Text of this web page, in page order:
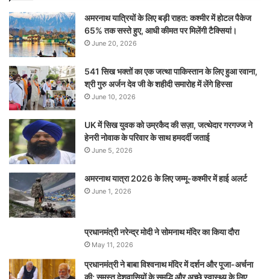
अमरनाथ यात्रियों के लिए बड़ी राहत: कश्मीर में होटल पैकेज
65% तक सस्ते हुए, आधी कीमत पर मिलेंगी टैक्सियां।
June 20, 2026
541 सिख भक्तों का एक जत्था पाकिस्तान के लिए हुआ रवाना,
श्री गुरु अर्जन देव जी के शहीदी समारोह में लेंगे हिस्सा
June 10, 2026
UK में सिख युवक को उम्रकैद की सज़ा, जत्थेदार गरगज्ज ने
हेनरी नोवाक के परिवार के साथ हमदर्दी जताई
June 5, 2026
अमरनाथ यात्रा 2026 के लिए जम्मू-कश्मीर में हाई अलर्ट
June 1, 2026
प्रधानमंत्री नरेन्‍द्र मोदी ने सोमनाथ मंदिर का किया दौरा
May 11, 2026
प्रधानमंत्री ने बाबा विश्वनाथ मंदिर में दर्शन और पूजा-अर्चना
की; समस्‍त देशवासियों के समृद्धि और अच्छे स्वास्थ्य के लिए